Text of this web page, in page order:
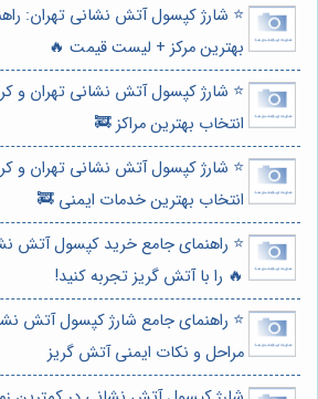
⭐️ شارژ کپسول آتش نشانی تهران:
بهترین مرکز + لیست قیمت 🔥
⭐️ شارژ کپسول آتش نشانی تهران و
انتخاب بهترین مراکز 🚒
⭐️ شارژ کپسول آتش نشانی تهران و
انتخاب بهترین خدمات ایمنی 🚒
⭐️ راهنمای جامع خرید کپسول آتش
🔥 را با آتش گریز تجربه کنید!
⭐️ راهنمای جامع شارژ کپسول آتش
مراحل و نکات ایمنی آتش گریز